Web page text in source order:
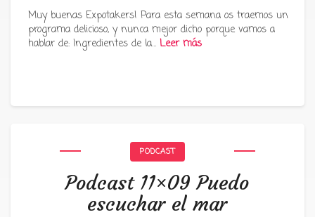
Muy buenas Expotakers! Para esta semana os traemos un
programa delicioso, y nunca mejor dicho porque vamos a
hablar de: Ingredientes de la… Leer más
PODCAST
Podcast 11×09 Puedo
escuchar el mar